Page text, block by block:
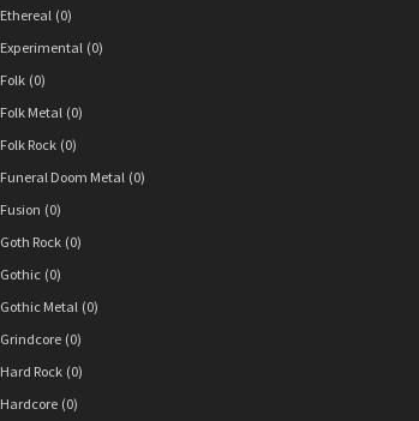
Ethereal (0)
Experimental (0)
Folk (0)
Folk Metal (0)
Folk Rock (0)
Funeral Doom Metal (0)
Fusion (0)
Goth Rock (0)
Gothic (0)
Gothic Metal (0)
Grindcore (0)
Hard Rock (0)
Hardcore (0)